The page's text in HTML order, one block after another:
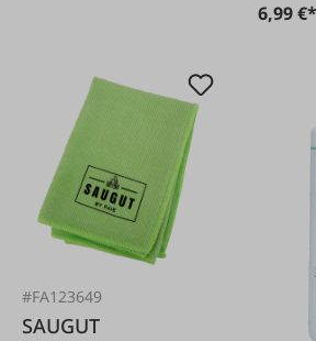
6,99 €*
#FA123649
SAUGUT